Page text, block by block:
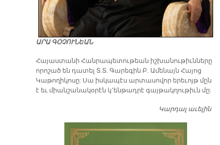
ԱՐԱ ԳՕՉՈՒՆԵԱՆ
​Հայաստանի Հանրապետութեան իշխանութիւնները
որոշած են դատել Տ.Տ. Գարեգին Բ. Ամենայն Հայոց
Կաթողիկոսը: Սա իսկապէս արտասովոր երեւոյթ մըն
է եւ միանշանակօրէն կ՚ենթադրէ գայթակղութիւն մը:
Կարդալ աւելին